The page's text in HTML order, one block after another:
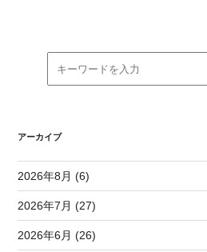
アーカイブ
2026年8月 (6)
2026年7月 (27)
2026年6月 (26)